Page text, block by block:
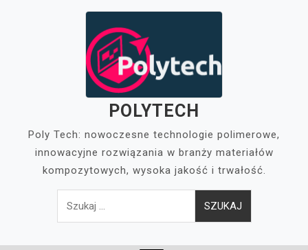
POLYTECH
Poly Tech: nowoczesne technologie polimerowe,
innowacyjne rozwiązania w branży materiałów
kompozytowych, wysoka jakość i trwałość.
Szukaj: